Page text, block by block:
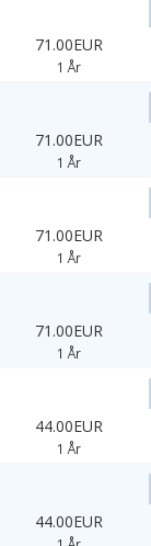
71.00EUR
1 År
71.00EUR
1 År
71.00EUR
1 År
71.00EUR
1 År
44.00EUR
1 År
44.00EUR